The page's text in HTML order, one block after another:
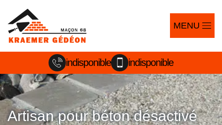
MENU
indisponible indisponible
Artisan pour béton désactivé